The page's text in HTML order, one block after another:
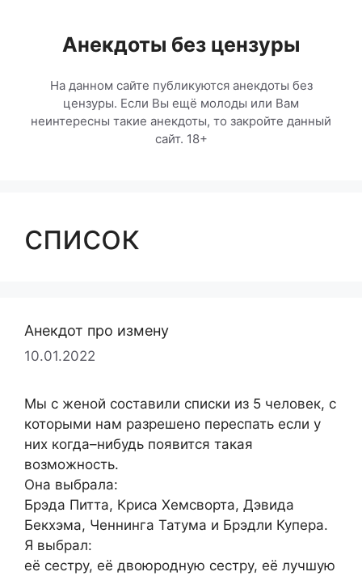
содержимомуАнекдоты без цензуры
На данном сайте публикуются анекдоты без
цензуры. Если Вы ещё молоды или Вам
неинтересны такие анекдоты, то закройте данный
сайт. 18+
список
Анекдот про измену
10.01.2022
Мы с женой составили списки из 5 человек, с
которыми нам разрешено переспать если у
них когда–нибудь появится такая
возможность.
Она выбрала:
Брэда Питта, Криса Хемсворта, Дэвида
Бекхэма, Ченнинга Татума и Брэдли Купера.
Я выбрал:
её сестру, её двоюродную сестру, её лучшую